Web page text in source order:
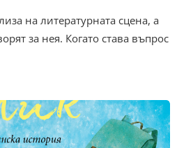
на литературната сцена, а
за нея. Когато става въпрос